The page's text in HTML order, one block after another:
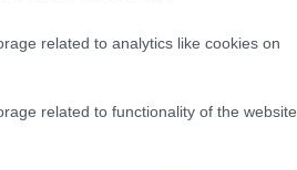
related to analytics like cookies on
related to functionality of the website